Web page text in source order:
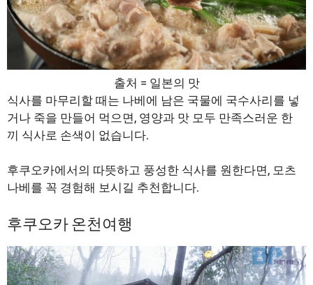
출처 = 일본의 맛
식사를 마무리할 때는 나베에 남은 국물에 국수사리를 넣
거나 죽을 만들어 먹으면, 영양과 맛 모두 만족스러운 한
끼 식사로 손색이 없습니다.
후쿠오카에서의 따뜻하고 풍성한 식사를 원한다면, 모츠
나베를 꼭 경험해 보시길 추천합니다.
후쿠오카 온천여행